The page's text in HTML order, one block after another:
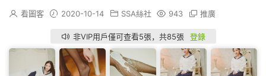
看圖客 2020-10-14 SSA絲社 943 推廣
非VIP用戶僅可查看5張，共85張 登錄